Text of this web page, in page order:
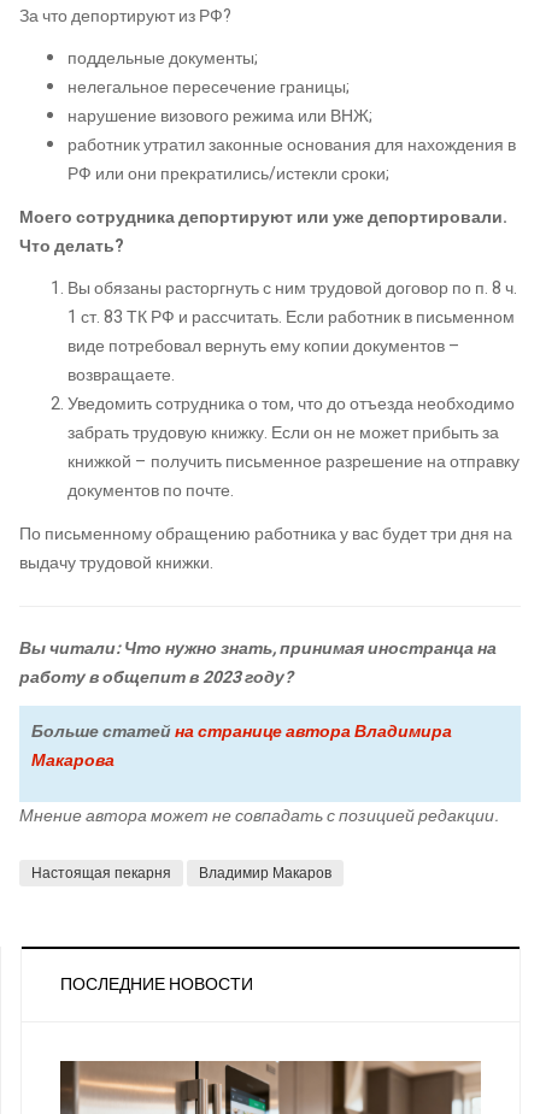
За что депортируют из РФ?
поддельные документы;
нелегальное пересечение границы;
нарушение визового режима или ВНЖ;
работник утратил законные основания для нахождения в
РФ или они прекратились/истекли сроки;
Моего сотрудника депортируют или уже депортировали.
Что делать?
Вы обязаны расторгнуть с ним трудовой договор по п. 8 ч.
1 ст. 83 ТК РФ и рассчитать. Если работник в письменном
виде потребовал вернуть ему копии документов –
возвращаете.
Уведомить сотрудника о том, что до отъезда необходимо
забрать трудовую книжку. Если он не может прибыть за
книжкой – получить письменное разрешение на отправку
документов по почте.
По письменному обращению работника у вас будет три дня на
выдачу трудовой книжки.
Вы читали: Что нужно знать, принимая иностранца на
работу в общепит в 2023 году?
Больше статейна странице автора Владимира
Макарова
Мнение автора может не совпадать с позицией редакции.
Настоящая пекарня Владимир Макаров
ПОСЛЕДНИЕ НОВОСТИ